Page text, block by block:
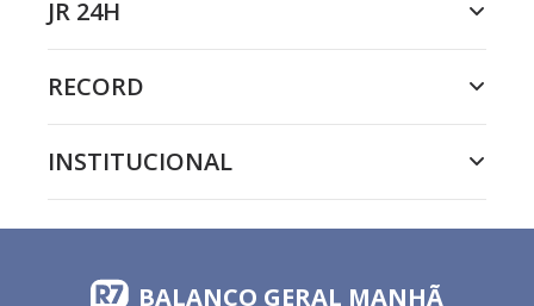
JR 24H
RECORD
INSTITUCIONAL
BALANÇO GERAL MANHÃ